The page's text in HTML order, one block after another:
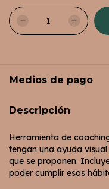
Medios de pago
Descripción
Herramienta de
tengan una ayuda
que se proponen.
poder cumplir esos